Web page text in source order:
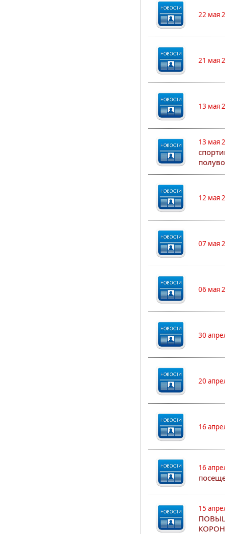
22 мая
21 мая
13 мая
13 мая
12 мая
07 мая
06 мая
30
20
16
16
15